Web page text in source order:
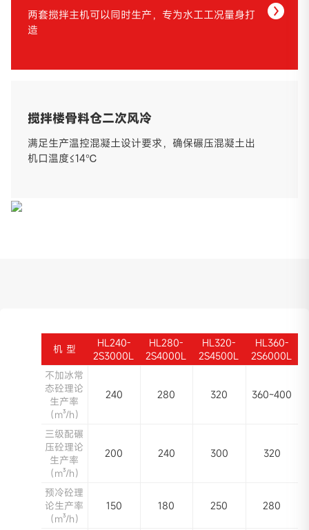
两套搅拌主机可以同时生产，专为水工工况量身打
造
搅拌楼骨料仓二次风冷
满足生产温控混凝土设计要求，确保碾压混凝土出
机口温度≤14℃
机 型
HL240-
2S3000L
HL280-
2S4000L
HL320-
2S4500L
HL360-
2S6000L
不加冰常
态砼理论
生产率
（m³/h）
240 280 320 360~400
三级配碾
压砼理论
生产率
（m³/h）
200 240 300 320
预冷砼理
论生产率
（m³/h）
150 180 250 280